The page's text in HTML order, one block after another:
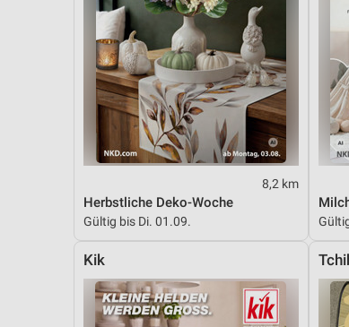
8,2 km
Herbstliche Deko-Woche
Gültig bis Di. 01.09.
Kik